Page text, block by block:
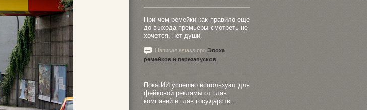
При чем ремейки как правило еще
до выхода премьеры смотреть не
хочется, нет души.
Написал astass про Эпоха
ремейков и перезапусков
Пока ИИ успешно используют для
фейковой рекламы от глав
компаний и глав государств...